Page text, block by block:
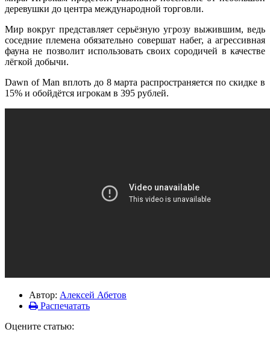
деревушки до центра международной торговли.
Мир вокруг представляет серьёзную угрозу выжившим, ведь
соседние племена обязательно совершат набег, а агрессивная
фауна не позволит использовать своих сородичей в качестве
лёгкой добычи.
Dawn of Man вплоть до 8 марта распространяется по скидке в
15% и обойдётся игрокам в 395 рублей.
Автор: Алексей Абетов
Распечатать
Оцените статью: